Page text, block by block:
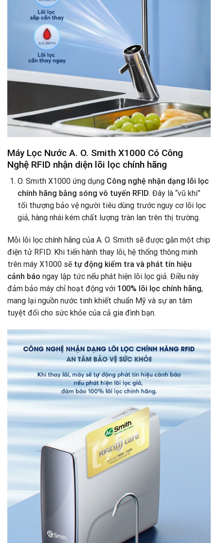
Máy Lọc Nước A. O. Smith X1000 Có Công
Nghệ RFID nhận diện lõi lọc chính hãng
O. Smith X1000 ứng dụng Công nghệ nhận dạng lõi lọc
chính hãng bằng sóng vô tuyến RFID. Đây là “vũ khí”
tối thượng bảo vệ người tiêu dùng trước nguy cơ lõi lọc
giả, hàng nhái kém chất lượng tràn lan trên thị trường.
Mỗi lõi lọc chính hãng của A. O. Smith sẽ được gắn một chip
điện tử RFID. Khi tiến hành thay lõi, hệ thống thông minh
trên máy X1000 sẽ tự động kiểm tra và phát tín hiệu
cảnh báo ngay lập tức nếu phát hiện lõi lọc giả. Điều này
đảm bảo máy chỉ hoạt động với 100% lõi lọc chính hãng,
mang lại nguồn nước tinh khiết chuẩn Mỹ và sự an tâm
tuyệt đối cho sức khỏe của cả gia đình bạn.